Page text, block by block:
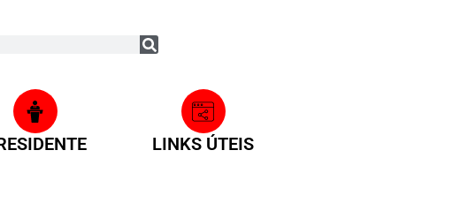
LINKS ÚTEIS